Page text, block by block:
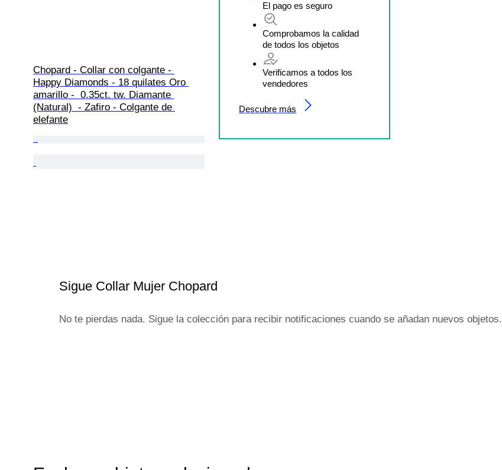
Chopard - Collar con colgante -
Happy Diamonds - 18 quilates Oro
amarillo -  0.35ct. tw. Diamante
(Natural)  - Zafiro - Colgante de
elefante
El pago es seguro
Comprobamos la calidad
de todos los objetos
Verificamos a todos los
vendedores
Descubre más
Sigue Collar Mujer Chopard
No te pierdas nada. Sigue la colección para recibir notificaciones cuando se añadan nuevos objetos.